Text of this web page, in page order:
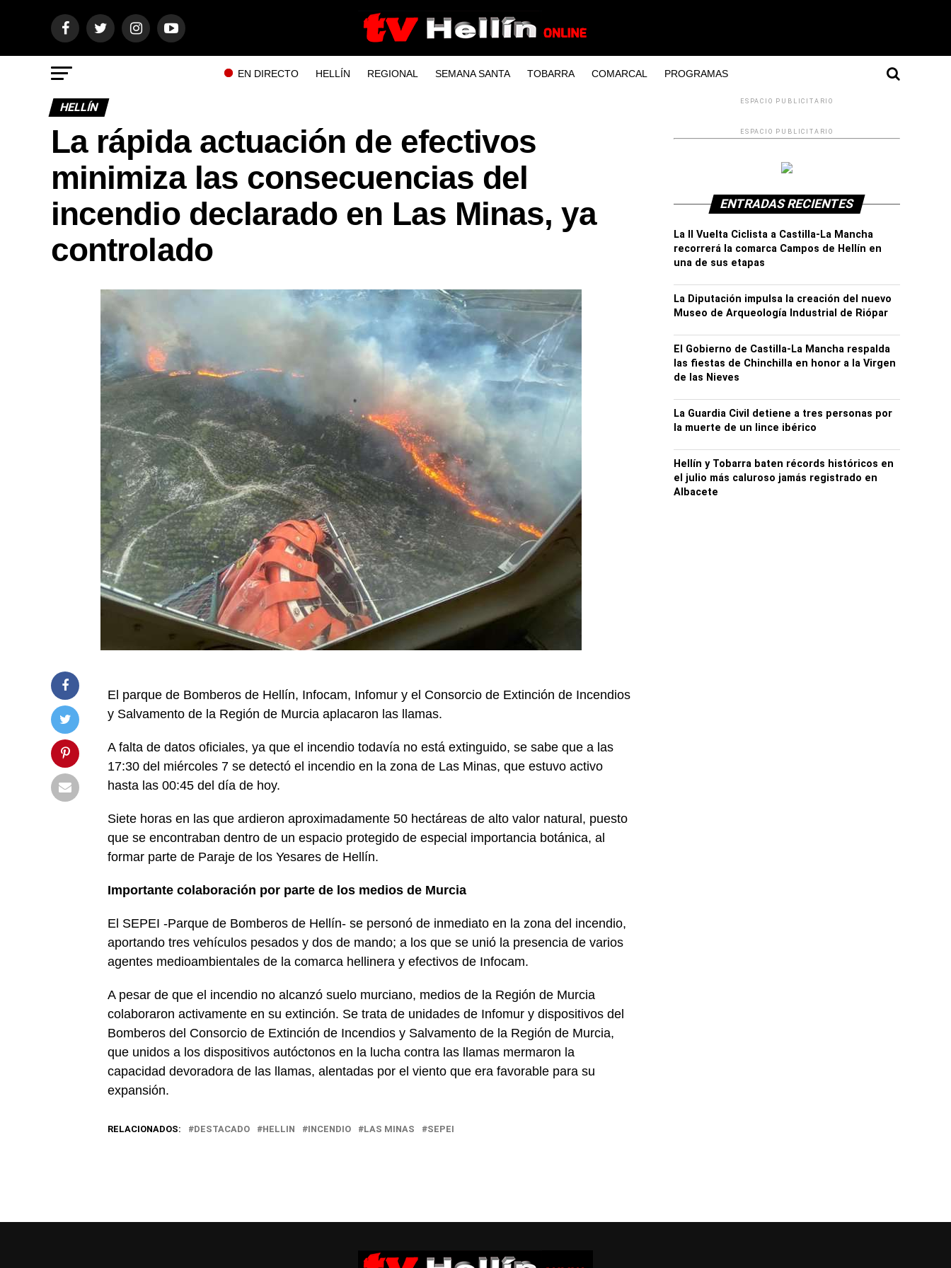
EN DIRECTO HELLÍN REGIONAL SEMANA SANTA TOBARRA COMARCAL PROGRAMAS
HELLÍN
La rápida actuación de efectivos
minimiza las consecuencias del
incendio declarado en Las Minas, ya
controlado
El parque de Bomberos de Hellín, Infocam, Infomur y el Consorcio de Extinción de Incendios
y Salvamento de la Región de Murcia aplacaron las llamas.
A falta de datos oficiales, ya que el incendio todavía no está extinguido, se sabe que a las
17:30 del miércoles 7 se detectó el incendio en la zona de Las Minas, que estuvo activo
hasta las 00:45 del día de hoy.
Siete horas en las que ardieron aproximadamente 50 hectáreas de alto valor natural, puesto
que se encontraban dentro de un espacio protegido de especial importancia botánica, al
formar parte de Paraje de los Yesares de Hellín.
Importante colaboración por parte de los medios de Murcia
El SEPEI -Parque de Bomberos de Hellín- se personó de inmediato en la zona del incendio,
aportando tres vehículos pesados y dos de mando; a los que se unió la presencia de varios
agentes medioambientales de la comarca hellinera y efectivos de Infocam.
A pesar de que el incendio no alcanzó suelo murciano, medios de la Región de Murcia
colaboraron activamente en su extinción. Se trata de unidades de Infomur y dispositivos del
Bomberos del Consorcio de Extinción de Incendios y Salvamento de la Región de Murcia,
que unidos a los dispositivos autóctonos en la lucha contra las llamas mermaron la
capacidad devoradora de las llamas, alentadas por el viento que era favorable para su
expansión.
RELACIONADOS: DESTACADO HELLIN INCENDIO LAS MINAS SEPEI
ESPACIO PUBLICITARIO
ESPACIO PUBLICITARIO
ENTRADAS RECIENTES
La II Vuelta Ciclista a Castilla-La Mancha
recorrerá la comarca Campos de Hellín en
una de sus etapas
La Diputación impulsa la creación del nuevo
Museo de Arqueología Industrial de Riópar
El Gobierno de Castilla-La Mancha respalda
las fiestas de Chinchilla en honor a la Virgen
de las Nieves
La Guardia Civil detiene a tres personas por
la muerte de un lince ibérico
Hellín y Tobarra baten récords históricos en
el julio más caluroso jamás registrado en
Albacete